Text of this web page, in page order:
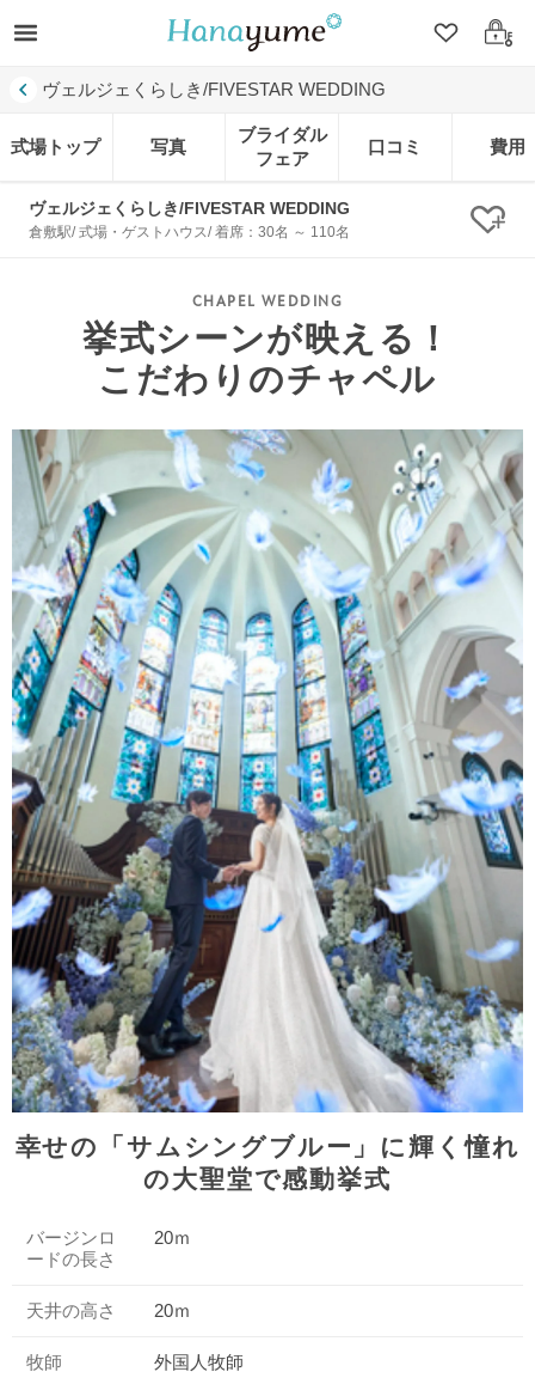
クリップ
ログ
ヴェルジェくらしき/FIVESTAR WEDDING
式場トップ 写真
ブライダル
フェア
口コミ 費用
ヴェルジェくらしき/FIVESTAR WEDDING
倉敷駅/ 式場・ゲストハウス/ 着席：30名 ～ 110名 ク
挙式シーンが映える！
こだわりのチャペル
幸せの「サムシングブルー」に輝く憧れ
の大聖堂で感動挙式
バージンロ
ードの長さ
20ｍ
天井の高さ 20ｍ
牧師 外国人牧師